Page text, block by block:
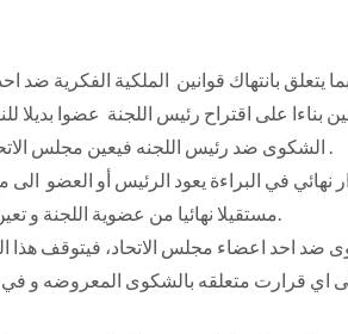
بانتهاك قوانين الملكية الفكرية ضد
بناءا على اقتراح رئيس اللجنة عضوا
الشكوى ضد رئيس اللجنه فيعين مجلس الاتحاد حكما رئيسا بديلا عنه في القضية المذكوره .
مستقيلا نهائيا من عضوية اللجنة و تعين اللجنة عضوا اخر مكانه بعد موافقة المجلس.
ضد احد اعضاء مجلس الاتحاد، فيتوقف